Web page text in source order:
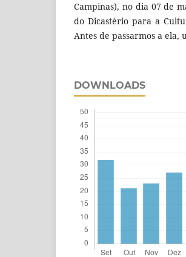
Campinas), no dia 07 de
do Dicastério para a
Antes de passarmos a ela,
DOWNLOADS